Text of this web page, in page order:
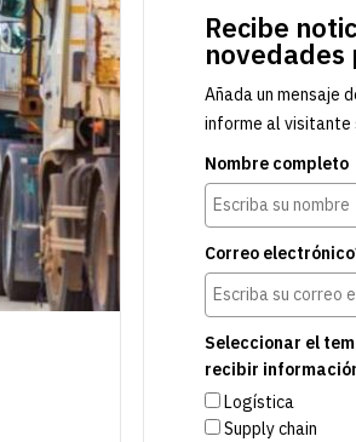
Recibe
novedades
Añada un mensaje
informe al
Nombre completo
Correo
Seleccionar el
recibir
Logística
Supply chain